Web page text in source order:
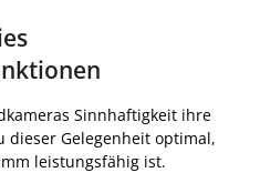
Sinnhaftigkeit ihre
dieser Gelegenheit optimal,
leistungsfähig ist.